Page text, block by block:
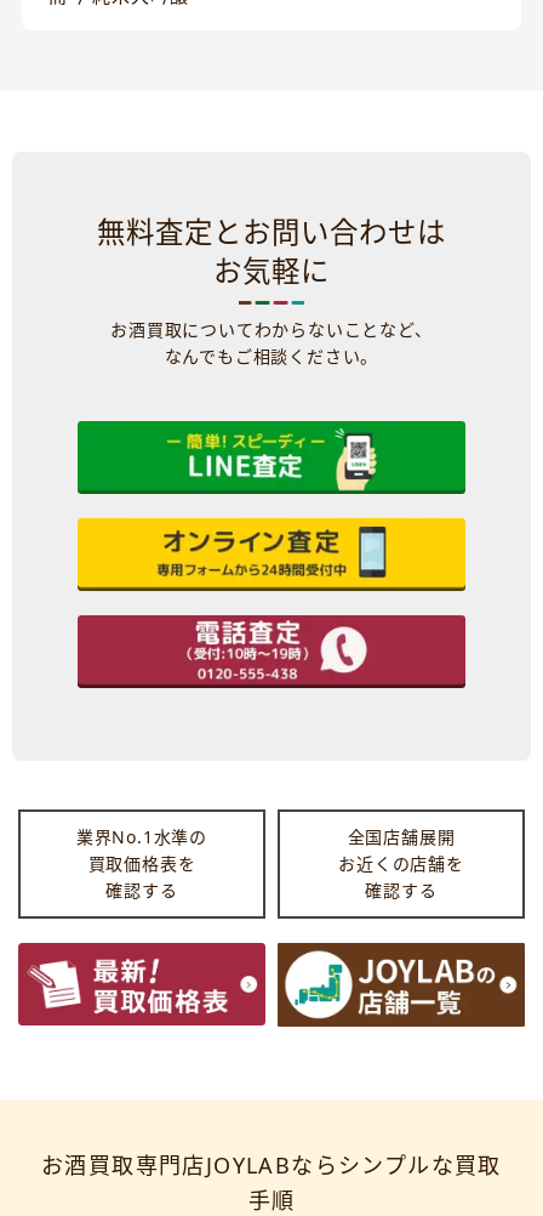
無料査定とお問い合わせは
お気軽に
お酒買取についてわからないことなど、
なんでもご相談ください。
業界No.1水準の
買取価格表を
確認する
全国店舗展開
お近くの店舗を
確認する
お酒買取専門店JOYLABならシンプルな買取
手順